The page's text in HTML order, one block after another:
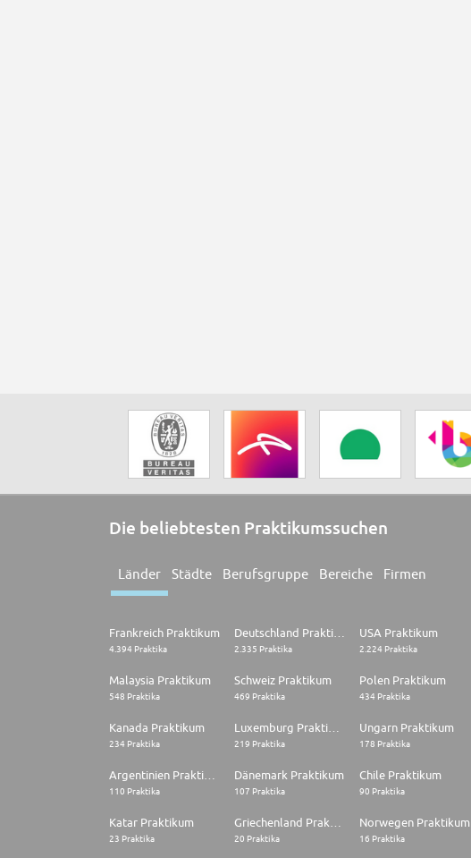
Die beliebtesten Praktikumssuchen
Länder Städte Berufsgruppe Bereiche Firmen
Frankreich Praktikum
4.394 Praktika 2.335 Praktika
USA Praktikum
2.224 Praktika
Malaysia Praktikum
548 Praktika
Schweiz Praktikum
469 Praktika
Polen Praktikum
434 Praktika
Kanada Praktikum
234 Praktika 219 Praktika
Ungarn Praktikum
178 Praktika
110 Praktika
Dänemark Praktikum
107 Praktika
Chile Praktikum
90 Praktika
Katar Praktikum
23 Praktika 20 Praktika
Norwegen Praktikum
16 Praktika